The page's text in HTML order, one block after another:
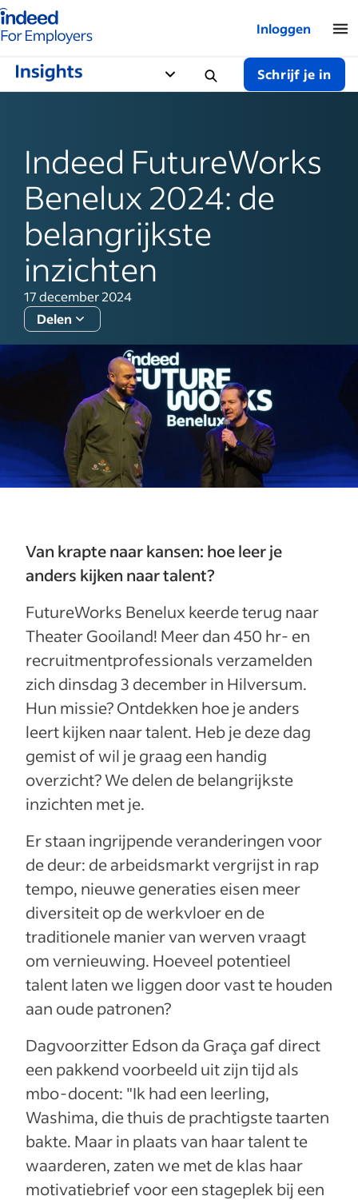
van Indeed - Voor werkgevers
Inloggen
Schrijf je in
Indeed FutureWorks
Benelux 2024: de
belangrijkste
inzichten
17 december 2024
Delen
Van krapte naar kansen: hoe leer je
anders kijken naar talent?
FutureWorks Benelux keerde terug naar
Theater Gooiland! Meer dan 450 hr- en
recruitmentprofessionals verzamelden
zich dinsdag 3 december in Hilversum.
Hun missie? Ontdekken hoe je anders
leert kijken naar talent. Heb je deze dag
gemist of wil je graag een handig
overzicht? We delen de belangrijkste
inzichten met je.
Er staan ingrijpende veranderingen voor
de deur: de arbeidsmarkt vergrijst in rap
tempo, nieuwe generaties eisen meer
diversiteit op de werkvloer en de
traditionele manier van werven vraagt
om vernieuwing. Hoeveel potentieel
talent laten we liggen door vast te houden
aan oude patronen?
Dagvoorzitter Edson da Graça gaf direct
een pakkend voorbeeld uit zijn tijd als
mbo-docent: "Ik had een leerling,
Washima, die thuis de prachtigste taarten
bakte. Maar in plaats van haar talent te
waarderen, zaten we met de klas haar
motivatiebrief voor een stageplek bij een